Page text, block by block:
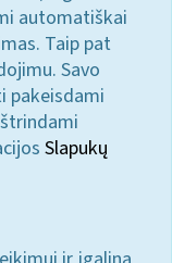
automatiškai
Taip pat
Savo
pakeisdami
Slapukų